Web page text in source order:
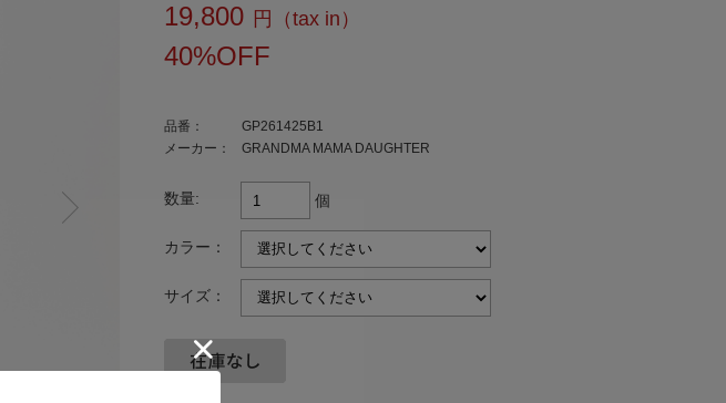
N
ex
¥19,800
40%OFF
品番：
GP261425B1
メーカー：
GRANDMA MAMA DAUGHTER
カラー：
サイズ：
数量: 個